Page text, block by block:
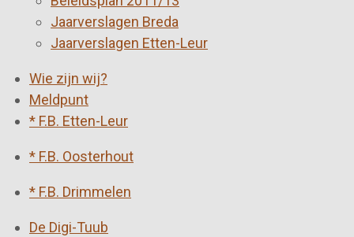
Jaarverslagen Breda
Jaarverslagen Etten-Leur
Wie zijn wij?
Meldpunt
* F.B. Etten-Leur
* F.B. Oosterhout
* F.B. Drimmelen
De Digi-Tuub